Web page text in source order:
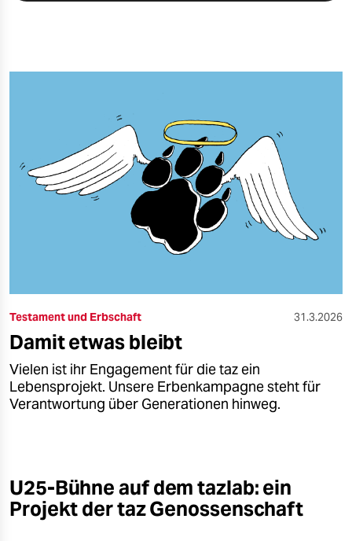
Testament und Erbschaft 31.3.2026
Damit etwas bleibt
Vielen ist ihr Engagement für die taz ein
Lebensprojekt. Unsere Erbenkampagne steht für
Verantwortung über Generationen hinweg.
U25-Bühne auf dem tazlab: ein
Projekt der taz Genossenschaft